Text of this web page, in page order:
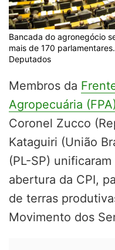
Bancada do agronegócio
mais de 170
Deputados
Membros da
Agropecuária (FPA)
Coronel Zucco
Kataguiri (União
(PL-SP)
abertura da CPI,
de terras
Movimento dos